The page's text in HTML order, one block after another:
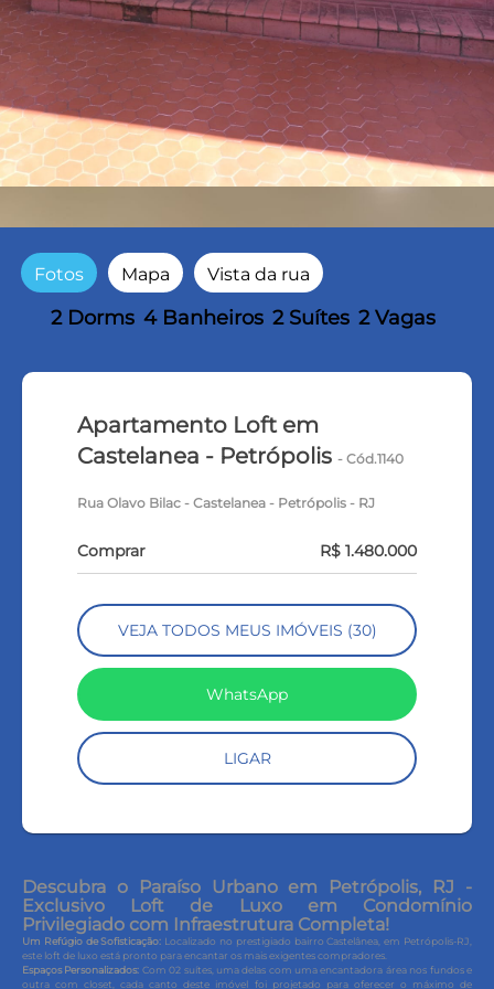
Fotos Mapa Vista da rua
2 Dorms 4 Banheiros 2 Suítes 2 Vagas
Apartamento Loft em
Castelanea - Petrópolis- Cód.1140
Rua Olavo Bilac - Castelanea - Petrópolis - RJ
Comprar R$ 1.480.000
VEJA TODOS MEUS IMÓVEIS (30)
WhatsApp
LIGAR
Descubra o Paraíso Urbano em Petrópolis, RJ -
Exclusivo Loft de Luxo em Condomínio
Privilegiado com Infraestrutura Completa!
Um Refúgio de Sofisticação: Localizado no prestigiado bairro Castelânea, em Petrópolis-RJ,
este loft de luxo está pronto para encantar os mais exigentes compradores.
Espaços Personalizados: Com 02 suítes, uma delas com uma encantadora área nos fundos e
outra com closet, cada canto deste imóvel foi projetado para oferecer o máximo de